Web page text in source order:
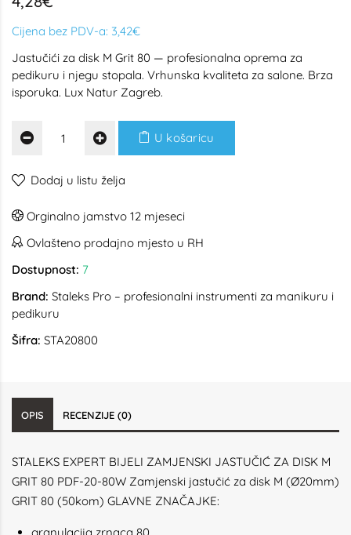
Cijena bez PDV-a: 3,42€
Jastučići za disk M Grit 80 — profesionalna oprema za
pedikuru i njegu stopala. Vrhunska kvaliteta za salone. Brza
isporuka. Lux Natur Zagreb.
U košaricu
Dodaj u listu želja
Orginalno jamstvo 12 mjeseci
Ovlašteno prodajno mjesto u RH
Dostupnost: 7
Brand: Staleks Pro – profesionalni instrumenti za manikuru i
pedikuru
Šifra: STA20800
OPIS RECENZIJE (0)
STALEKS EXPERT BIJELI ZAMJENSKI JASTUČIĆ ZA DISK M
GRIT 80 PDF-20-80W Zamjenski jastučić za disk M (Ø20mm)
GRIT 80 (50kom) GLAVNE ZNAČAJKE: